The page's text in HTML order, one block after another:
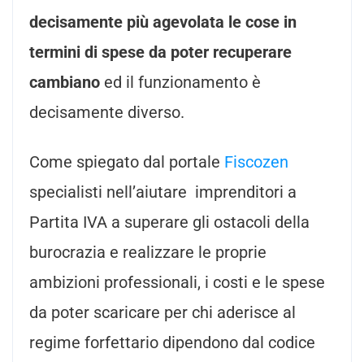
decisamente più agevolata le cose in
termini di spese da poter recuperare
cambiano ed il funzionamento è
decisamente diverso.
Come spiegato dal portale Fiscozen
specialisti nell’aiutare imprenditori a
Partita IVA a superare gli ostacoli della
burocrazia e realizzare le proprie
ambizioni professionali, i costi e le spese
da poter scaricare per chi aderisce al
regime forfettario dipendono dal codice